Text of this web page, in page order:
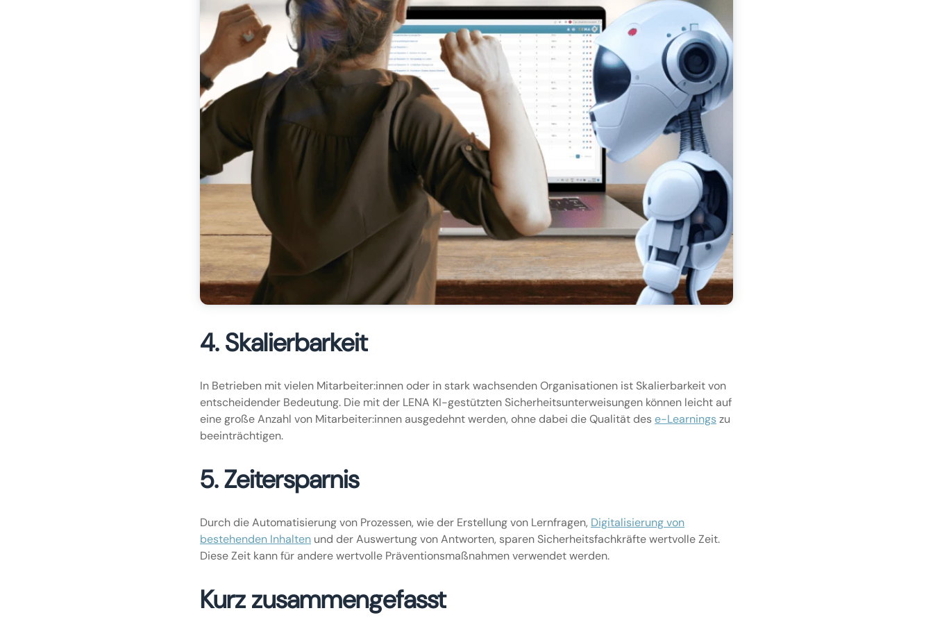
4. Skalierbarkeit
In Betrieben mit vielen Mitarbeiter:innen oder in stark wachsenden Organisationen ist Skalierbarkeit von
entscheidender Bedeutung. Die mit der LENA KI-gestützten Sicherheitsunterweisungen können leicht auf
eine große Anzahl von Mitarbeiter:innen ausgedehnt werden, ohne dabei die Qualität dese-Learningszu
beeinträchtigen.
5. Zeitersparnis
Durch die Automatisierung von Prozessen, wie der Erstellung von Lernfragen, Digitalisierung von
bestehenden Inhalten und der Auswertung von Antworten, sparen Sicherheitsfachkräfte wertvolle Zeit.
Diese Zeit kann für andere wertvolle Präventionsmaßnahmen verwendet werden.
Kurz zusammengefasst